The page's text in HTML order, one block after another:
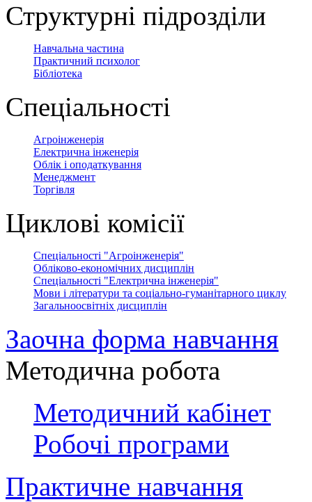
Структурні підрозділи
Навчальна частина
Практичний психолог
Бібліотека
Спеціальності
Агроінженерія
Електрична інженерія
Облік і оподаткування
Менеджмент
Торгівля
Циклові комісії
Спеціальності "Агроінженерія"
Обліково-економічних дисциплін
Спеціальності "Електрична інженерія"
Мови і літератури та соціально-гуманітарного циклу
Загальноосвітніх дисциплін
Заочна форма навчання
Методична робота
Методичний кабінет
Робочі програми
Практичне навчання